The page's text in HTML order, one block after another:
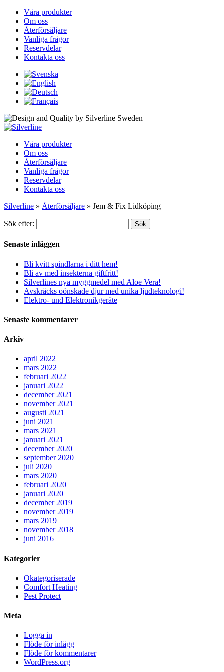
Våra produkter
Om oss
Återförsäljare
Vanliga frågor
Reservdelar
Kontakta oss
Våra produkter
Om oss
Återförsäljare
Vanliga frågor
Reservdelar
Kontakta oss
Silverline » Återförsäljare » Jem & Fix Lidköping
Sök efter: Sök
Senaste inläggen
Bli kvitt spindlarna i ditt hem!
Bli av med insekterna giftfritt!
Silverlines nya myggmedel med Aloe Vera!
Avskräcks oönskade djur med unika ljudteknologi!
Elektro- und Elektronikgeräte
Senaste kommentarer
Arkiv
april 2022
mars 2022
februari 2022
januari 2022
december 2021
november 2021
augusti 2021
juni 2021
mars 2021
januari 2021
december 2020
september 2020
juli 2020
mars 2020
februari 2020
januari 2020
december 2019
november 2019
mars 2019
november 2018
juni 2016
Kategorier
Okategoriserade
Comfort Heating
Pest Protect
Meta
Logga in
Flöde för inlägg
Flöde för kommentarer
WordPress.org